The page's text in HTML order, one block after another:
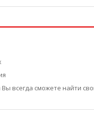
всегда сможете найти